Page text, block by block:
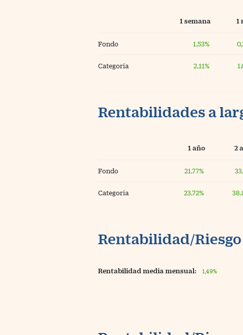
1 semana 1
Fondo 1,53%
Categoría 2,11%
Rentabilidades a
1 año 2
Fondo 21,77%
Categoría 23,72%
Rentabilidad/Riesgo
Rentabilidad media mensual: 1,49%